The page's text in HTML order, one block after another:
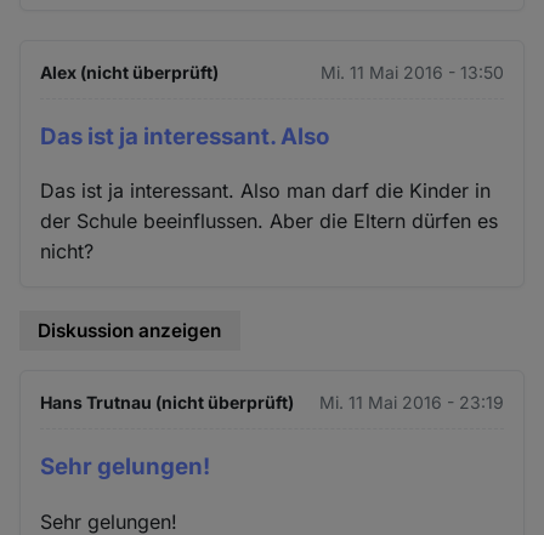
Alex (nicht überprüft) Mi. 11 Mai 2016 - 13:50
Das ist ja interessant. Also
Das ist ja interessant. Also man darf die Kinder in
der Schule beeinflussen. Aber die Eltern dürfen es
nicht?
Diskussion anzeigen
Hans Trutnau (nicht überprüft) Mi. 11 Mai 2016 - 23:19
Sehr gelungen!
Sehr gelungen!